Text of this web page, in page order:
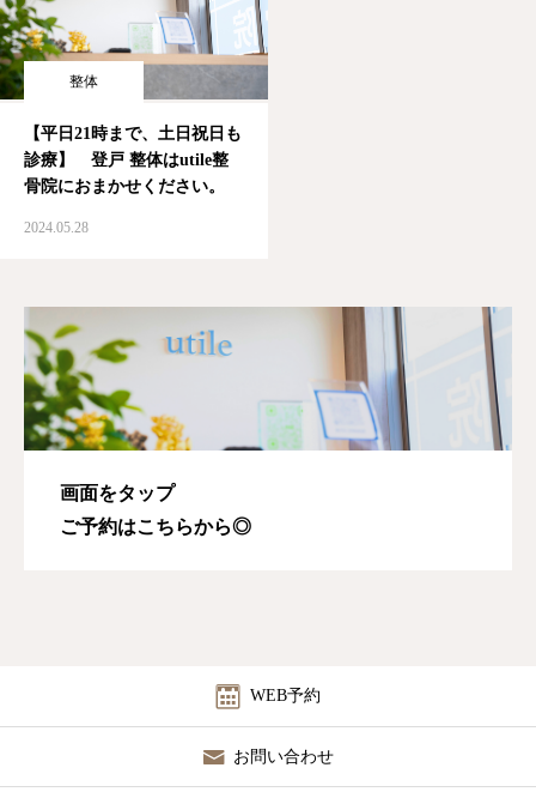
整体
【平日21時まで、土日祝日も
診療】 登戸 整体はutile整
骨院におまかせください。
2024.05.28
画面をタップ
ご予約はこちらから◎
WEB予約
お問い合わせ